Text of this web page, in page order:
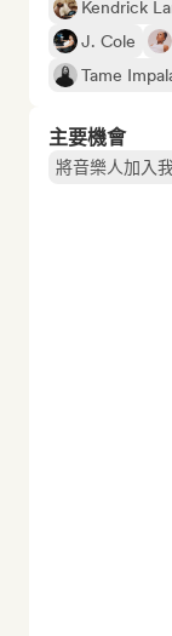
Kendrick
J. Cole
Tame
主要機會
將音樂人加入